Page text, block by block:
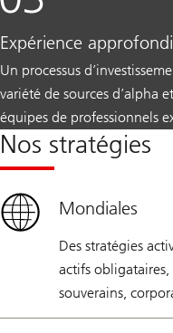
Expérience
Un processus
variété de sources d’alpha
équipes de professionnels
Nos stratégies
Mondiales
Des stratégies
actifs
souverains,